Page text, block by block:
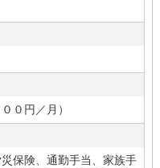
０円／月）
保険、通勤手当、家族手